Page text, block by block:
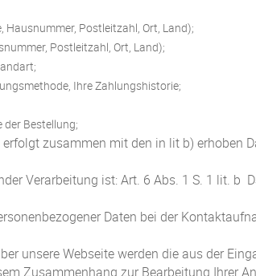
Hausnummer, Postleitzahl, Ort, Land);
Postleitzahl, Ort, Land);
Ihre Zahlungshistorie;
Bestellung;
erfolgt zusammen mit den in lit b) erhoben
Verarbeitung ist: Art. 6 Abs. 1 S. 1 lit. b
Daten bei der
unsere Webseite werden die aus der
Zusammenhang zur Bearbeitung Ihrer